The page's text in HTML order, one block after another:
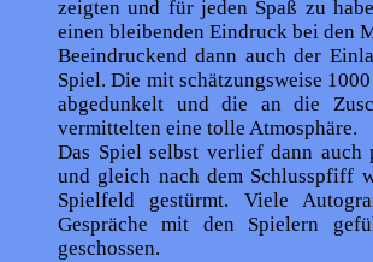
zeigten und für jeden Spaß zu
einen bleibenden Eindruck bei den
Beeindruckend dann auch der
Spiel. Die mit schätzungsweise
abgedunkelt und die an die
vermittelten eine tolle Atmosphäre.
Das Spiel selbst verlief dann
und gleich nach dem Schlusspfiff
Spielfeld gestürmt. Viele
Gespräche mit den Spielern
geschossen.